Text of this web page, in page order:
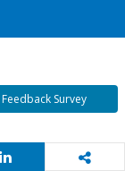
Feedback Survey